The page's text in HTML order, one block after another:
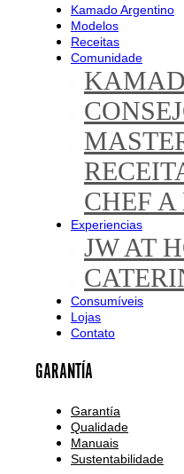
Kamado Argentino
Modelos
Receitas
Comunidade
CHEF
Experiencias
JW AT
Consumíveis
Lojas
Contato
GARANTÍA
Garantía
Qualidade
Manuais
Sustentabilidade